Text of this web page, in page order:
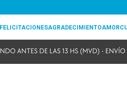
FELICITACIONESAGRADECIMIENTOAMOR